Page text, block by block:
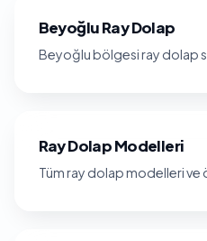
Beyoğlu Ray Dolap
Beyoğlu bölgesi ray dolap
Ray Dolap Modelleri
Tüm ray dolap modelleri ve